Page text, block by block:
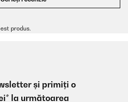
produs.
și primiți o
la următoarea